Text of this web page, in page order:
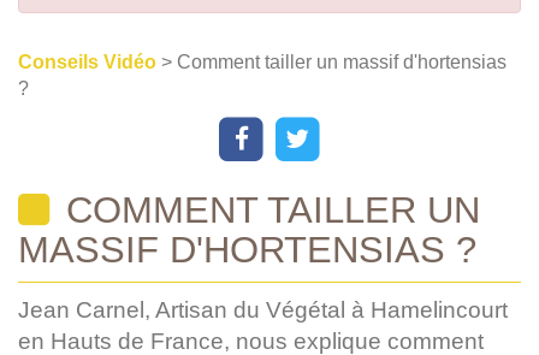
Conseils Vidéo > Comment tailler un massif d'hortensias
?
COMMENT TAILLER UN
MASSIF D'HORTENSIAS ?
Jean Carnel, Artisan du Végétal à Hamelincourt
en Hauts de France, nous explique comment